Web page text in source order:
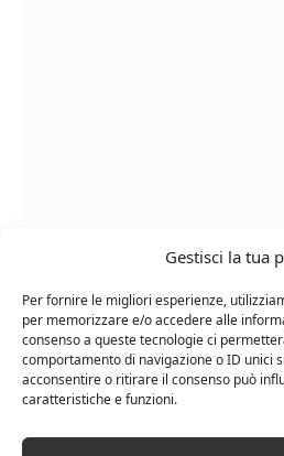
Gestisci la tua
Per fornire le migliori esperienze,
per memorizzare e/o accedere alle
consenso a queste tecnologie ci
comportamento di navigazione o ID unici
acconsentire o ritirare il consenso può
caratteristiche e funzioni.
Cipriani Arrigo, Vino Rosso
Bottiglia Numerata,